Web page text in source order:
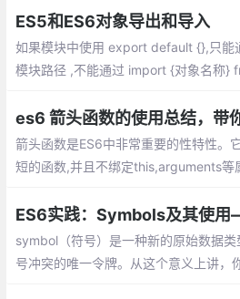
的默认值...
ES5和ES6对象导出和导入
如果模块中使用 export default {},只能
模块路径 ,不能通过 import {对象名称}
箭头函数是ES6中非常重要的性特性。
短的函数,并且不绑定this,arguments等
函数。
ES6实践：Symbols及其使
symbol（符号）是一种新的原始数据
号冲突的唯一令牌。从这个意义上讲，